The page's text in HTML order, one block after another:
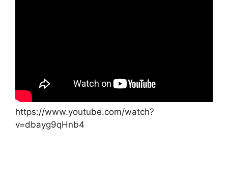
https://www.youtube.com/watch?
v=dbayg9qHnb4